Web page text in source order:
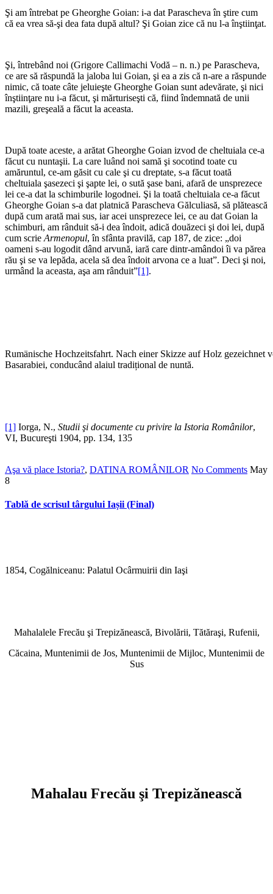
Şi am întrebat pe Gheorghe Goian: i-a dat Parascheva în ştire cum
că ea vrea să-şi dea fata după altul? Şi Goian zice că nu l-a înştiinţat.
Şi, întrebând noi (Grigore Callimachi Vodă – n. n.) pe Parascheva,
ce are să răspundă la jaloba lui Goian, şi ea a zis că n-are a răspunde
nimic, că toate câte jeluieşte Gheorghe Goian sunt adevărate, şi nici
înştiinţare nu i-a făcut, şi mărturiseşti că, fiind îndemnată de unii
mazili, greşeală a făcut la aceasta.
După toate aceste, a arătat Gheor­ghe Goian izvod de cheltuiala ce-a
făcut cu nuntaşii. La care luând noi samă şi socotind toate cu
amăruntul, ce-am găsit cu cale şi cu dreptate, s-a făcut toată
cheltuiala şasezeci şi şapte lei, o sută şase bani, afară de unsprezece
lei ce-a dat la schimburile logodnei. Şi la toată cheltuiala ce-a făcut
Gheorghe Goian s-a dat platnică Parascheva Gălculiasă, să plătească
după cum arată mai sus, iar acei unsprezece lei, ce au dat Goian la
schimburi, am rânduit să-i dea îndoit, adică douăzeci şi doi lei, după
cum scrie Armenopul, în sfânta pravilă, cap 187, de zice: „doi
oameni s-au logodit dând arvună, iară care dintr-amândoi îi va părea
rău şi se va lepăda, acela să dea îndoit arvona ce a luat”. Deci şi noi,
urmând la aceasta, aşa am rânduit”[1].
Rumänische Hochzeitsfahrt. Nach einer Skizze auf Holz gezeichnet
Basarabiei, conducând alaiul tradițional de nuntă.
[1] Iorga, N., Studii şi documente cu privire la Istoria Românilor,
VI, Bucureşti 1904, pp. 134, 135
Aşa vă place Istoria?, DATINA ROMÂNILOR No Comments May
8
Tablă de scrisul târgului Iașii (Final)
1854, Cogălniceanu: Palatul Ocârmuirii din Iaşi
Mahalalele Frecău şi Trepizănească, Bivolării, Tătăraşi, Rufenii,
Căcaina, Muntenimii de Jos, Muntenimii de Mijloc, Muntenimii de
Sus
Mahalau Frecău şi Trepizănească